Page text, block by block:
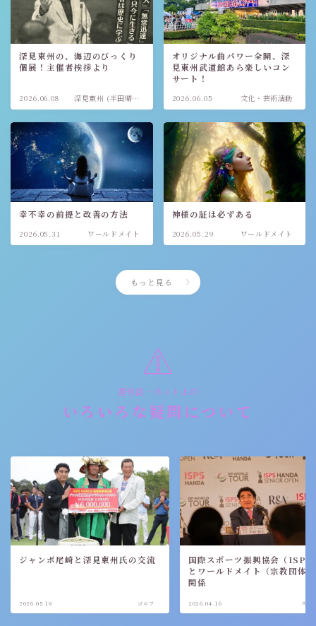
深見東州の、海辺のびっくり
個展！主催者挨拶より
2026.06.08
深見東州 (半田晴
久)
オリジナル曲パワー全開、深
見東州武道館あら楽しいコン
サート！
2026.06.05 文化・芸術活動
幸不幸の前提と改善の方法
2026.05.31 ワールドメイト
神様の証は必ずある
2026.05.29 ワールドメイト
もっと見る
週刊誌・ネット上の
いろいろな疑問について
ジャンボ尾崎と深見東州氏の交流
2026.05.19 ゴルフ
国際スポーツ振興協会（ISPS
とワールドメイト（宗教団体
関係
2026.04.16 スポ